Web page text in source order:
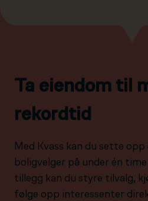
Ta eiendom til
rekordtid
Med Kvass kan du sette
boligvelger på under én
tillegg kan du styre tilvalg,
følge opp interessenter